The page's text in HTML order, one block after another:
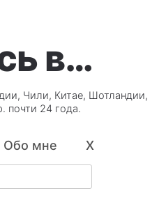
в…
Чили, Китае, Шотландии,
почти 24 года.
Обо мне X